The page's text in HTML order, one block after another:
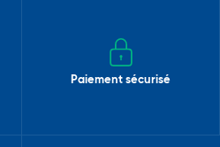
Paiement sécurisé